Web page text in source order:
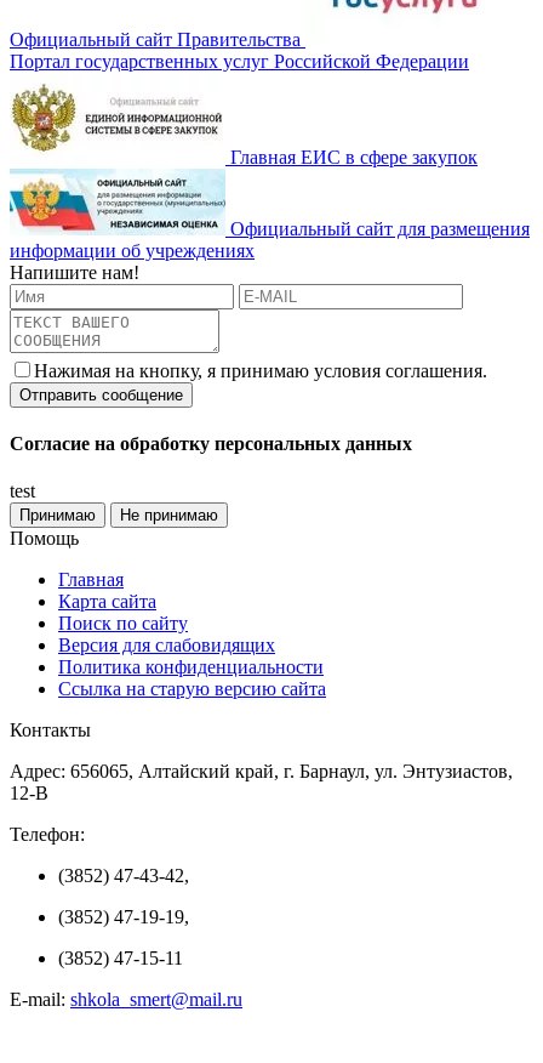
Официальный сайт Правительства
Портал государственных услуг Российской Федерации
Главная ЕИС в сфере закупок
Официальный сайт для размещения
информации об учреждениях
Напишите нам!
Нажимая на кнопку, я принимаю условия соглашения.
Согласие на обработку персональных данных
test
Принимаю Не принимаю
Помощь
Главная
Карта сайта
Поиск по сайту
Версия для слабовидящих
Политика конфиденциальности
Ссылка на старую версию сайта
Контакты
Адрес: 656065, Алтайский край, г. Барнаул, ул. Энтузиастов,
12-В
Телефон:
(3852) 47-43-42,
(3852) 47-19-19,
(3852) 47-15-11
E-mail: shkola_smert@mail.ru